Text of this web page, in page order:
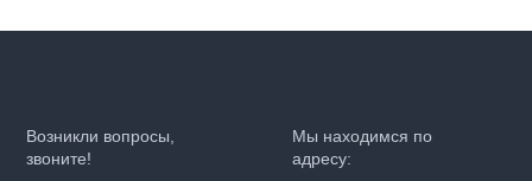
Возникли вопросы,
звоните!
Мы находимся по
адресу: